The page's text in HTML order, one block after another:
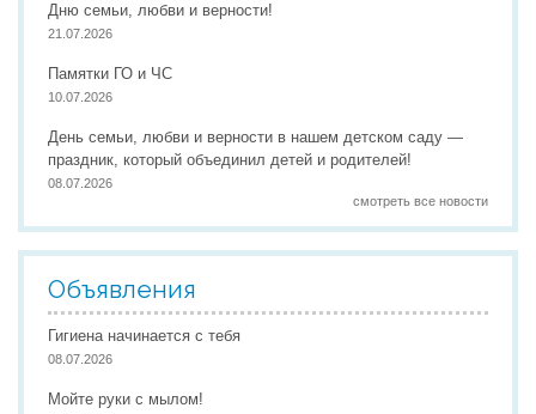
Дню семьи, любви и верности!
21.07.2026
Памятки ГО и ЧС
10.07.2026
День семьи, любви и верности в нашем детском саду —
праздник, который объединил детей и родителей!
08.07.2026
смотреть все новости
Объявления
Гигиена начинается с тебя
08.07.2026
Мойте руки с мылом!